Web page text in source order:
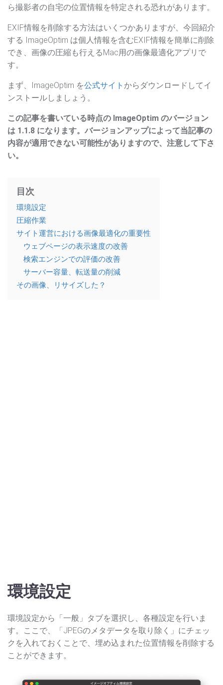
ら撮影者の自宅の位置情報を特定される恐れがあります。
EXIF情報を削除する方法はいくつかありますが、今回紹介
する ImageOptim は個人情報を含むEXIF情報を簡単に削除
でき、画像の圧縮も行えるMac用の画像最適化アプリで
す。
まず、ImageOptim を公式サイト からダウンロードしてイ
ンストールしましょう。
この記事を書いている時点の ImageOptim のバージョン
は 1.1.8 になります。バージョンアップによって当記事の
内容が適用できない可能性がありますので、注意して下さ
い。
目次
環境設定
圧縮作業
サイト運営における画像最適化の重要性
ウェブページの表示速度の改善
検索エンジンでの評価の改善
サーバー容量、転送量の削減
その画像、リサイズした？
環境設定
環境設定から「一般」タブを選択し、各種設定を行いま
す。ここで、「JPEGのメタデータを取り除く」にチェッ
クを入れておくことで、埋め込まれた位置情報を削除する
ことができます。